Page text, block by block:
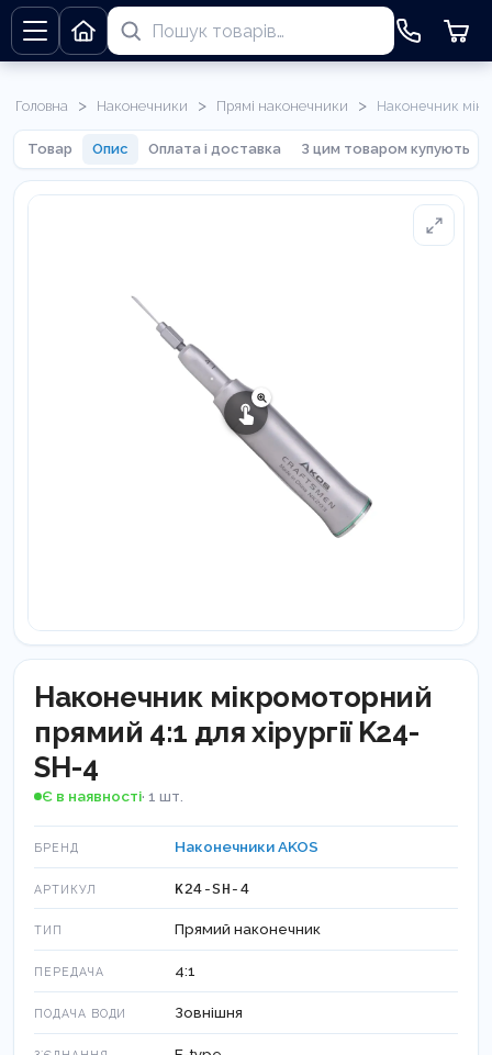
Головна > Наконечники > Прямі наконечники > Наконечник
Товар Опис Оплата і доставка З цим товаром купують
Наконечник мікромоторний
прямий 4:1 для хірургії K24-
SH-4
Є в наявності· 1 шт.
БРЕНД Наконечники AKOS
АРТИКУЛ K24-SH-4
ТИП Прямий наконечник
ПЕРЕДАЧА 4:1
ПОДАЧА ВОДИ Зовнішня